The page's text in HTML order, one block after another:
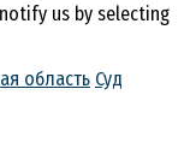
us by selecting
область Суд